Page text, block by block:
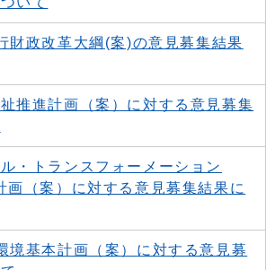
財政改革大綱(案)の意見募集結果
推進計画（案）に対する意見募集
・トランスフォーメーション
画（案）に対する意見募集結果に
境基本計画（案）に対する意見募